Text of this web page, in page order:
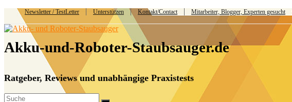
Newsletter / TestLetter Unterstützen Kontakt/Contact Mitarbeiter, Blogger, Experten gesucht
Akku-und-Roboter-Staubsauger.de
Ratgeber, Reviews und unabhängige Praxistests